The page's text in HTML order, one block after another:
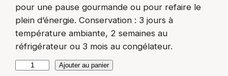
pour une pause gourmande ou pour refaire le
plein d’énergie. Conservation : 3 jours à
température ambiante, 2 semaines au
réfrigérateur ou 3 mois au congélateur.
Ajouter au panier